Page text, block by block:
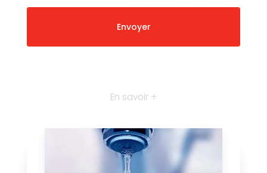
En savoir +